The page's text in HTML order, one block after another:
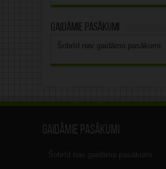
Gaidāmie pasākumi
Šobrīd nav gaidāmo pasākumi.
Gaidāmie pasākumi
Šobrīd nav gaidāmo pasākumi.